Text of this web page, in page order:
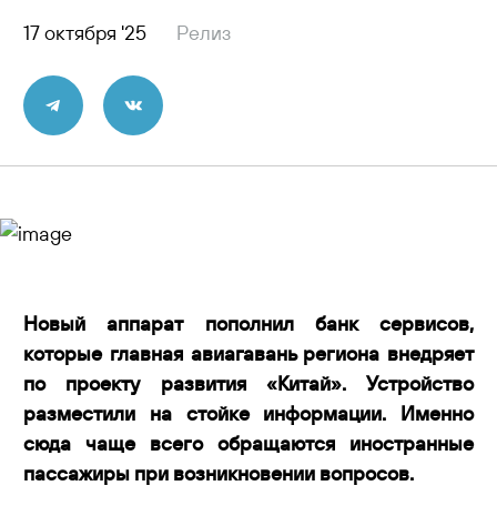
Пресс-центр
Контакты
17 октября '25 Релиз
Новый аппарат пополнил банк сервисов,
которые главная авиагавань региона внедряет
по проекту развития «Китай». Устройство
разместили на стойке информации. Именно
сюда чаще всего обращаются иностранные
пассажиры при возникновении вопросов.